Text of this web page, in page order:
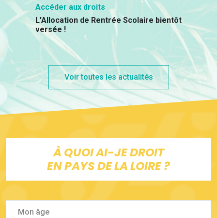
Accéder aux droits
L'Allocation de Rentrée Scolaire bientôt
versée !
Voir toutes les actualités
À QUOI AI-JE DROIT
EN PAYS DE LA LOIRE ?